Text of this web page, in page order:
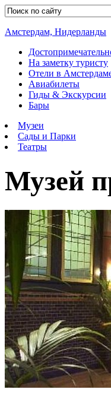
Амстердам, Нидерланды
На заметку туристу
Отели в
Авиабилеты
Гиды & Экскурсии
Бары
Музеи
Сады и Парки
Театры
Музей